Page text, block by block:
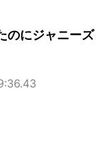
のにジャニーズ